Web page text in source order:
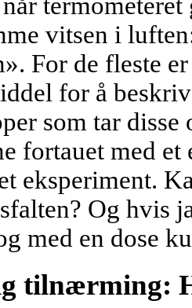
vitsen i
For de fleste
for å
som tar
fortauet med et
eksperiment.
Og hvis
med en dose
tilnærming: